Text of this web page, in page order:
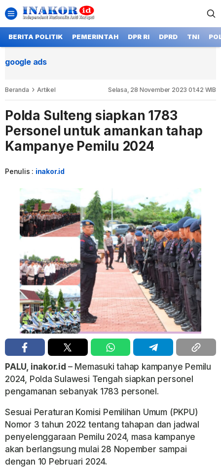
BERITA POLITIK PEMERINTAH DPR RI DPRD TNI
google ads
Beranda Artikel Selasa, 28 November 2023 01:42 WIB
Polda Sulteng siapkan 1783
Personel untuk amankan tahap
Kampanye Pemilu 2024
Penulis : inakor.id
PALU, inakor.id – Memasuki tahap kampanye Pemilu
2024, Polda Sulawesi Tengah siapkan personel
pengamanan sebanyak 1783 personel.
Sesuai Peraturan Komisi Pemilihan Umum (PKPU)
Nomor 3 tahun 2022 tentang tahapan dan jadwal
penyelenggaraan Pemilu 2024, masa kampanye
akan berlangsung mulai 28 Nopember sampai
dengan 10 Pebruari 2024.